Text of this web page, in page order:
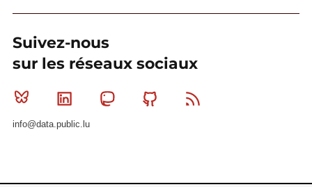
Suivez-nous
sur les réseaux sociaux
Bluesky Linkedin MastodonGithub
info@data.public.lu